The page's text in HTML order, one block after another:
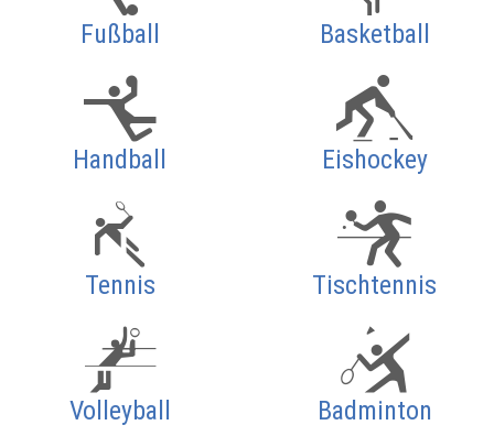
Fußball Basketball
Handball Eishockey
Tennis Tischtennis
Volleyball Badminton